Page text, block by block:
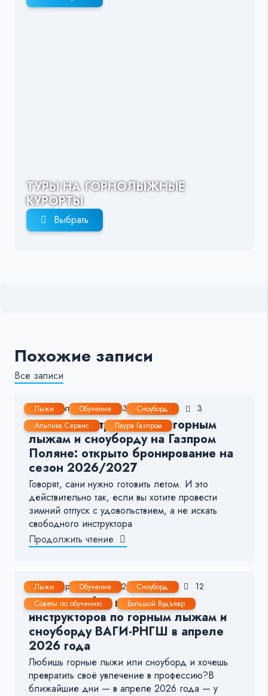
ТУРЫ НА ГОРНОЛЫЖНЫЕ
КУРОРТЫ
Выбрать
Похожие записи
Все записи
Лыжи Обучение
Сноуборд
Альпика Сервис
Лаура Газпром
10 Июл, 2026 2-3 мин. 35 3
Лучшие инструкторы по горным
лыжам и сноуборду на Газпром
Поляне: открыто бронирование на
сезон 2026/2027
Говорят, сани нужно готовить летом. И это
действительно так, если вы хотите провести
зимний отпуск с удовольствием, а не искать
свободного инструктора
Продолжить чтение
Лыжи Обучение
Сноуборд
Советы по обучению
Большой Вудъявр
29 Мар, 2026 1-2 мин. 91 12
Открыт набор в школу
инструкторов по горным лыжам и
сноуборду ВАГИ-РНГШ в апреле
2026 года
Любишь горные лыжи или сноуборд и хочешь
превратить своё увлечение в профессию?В
ближайшие дни — в апреле 2026 года — у